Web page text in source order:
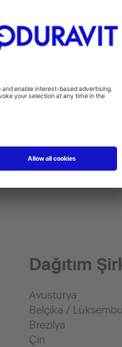
Ürün
Hijyenik seramik,
tekneleri ve
ayrıca duş
Dağıtım
Avusturya
Belçika /
Brezilya
Çin